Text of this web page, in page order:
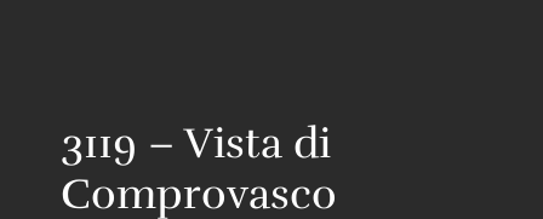
3119 – Vista di
Comprovasco